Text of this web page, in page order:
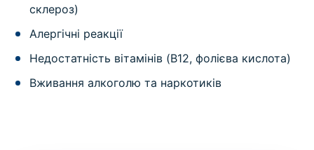
склероз)
Алергічні реакції
Недостатність вітамінів (B12, фолієва кислота)
Вживання алкоголю та наркотиків